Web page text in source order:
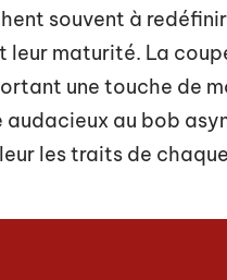
souvent à
leur maturité. La
une touche de
au bob
les traits de